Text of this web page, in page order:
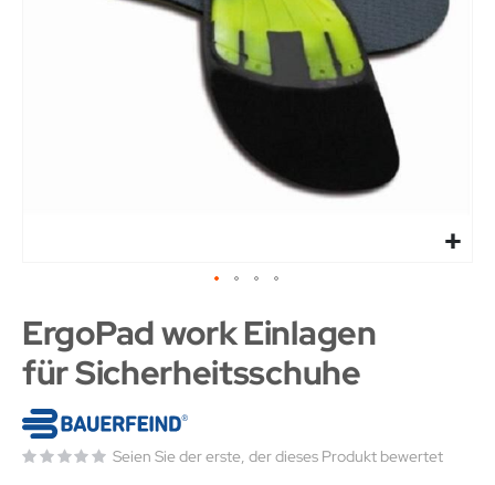
ErgoPad work Einlagen
für Sicherheitsschuhe
Seien Sie der erste, der dieses Produkt bewertet